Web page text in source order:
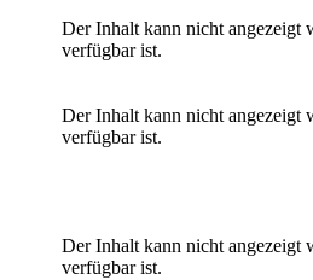
Der Inhalt kann nicht angezeigt
verfügbar ist.
Der Inhalt kann nicht angezeigt
verfügbar ist.
Der Inhalt kann nicht angezeigt
verfügbar ist.